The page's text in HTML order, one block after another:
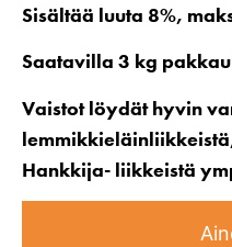
Sisältää luuta 8%,
Saatavilla 3 kg
Vaistot löydät hyvin
Hankkija- liikkeistä